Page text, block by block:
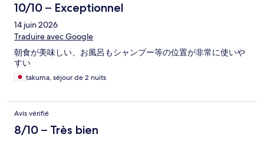
10/10 – Exceptionnel
14 juin 2026
Traduire avec Google
朝食が美味しい、お風呂もシャンプー等の位置が非常に使いや
すい
takuma, séjour de 2 nuits
Avis vérifié
8/10 – Très bien